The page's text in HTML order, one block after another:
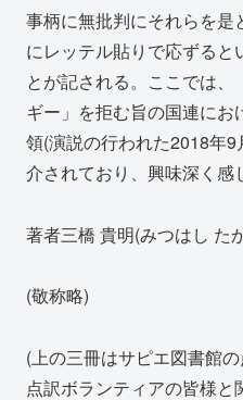
事柄に無批判にそれらを
にレッテル貼りで応ずると
とが記される。ここでは、
ギー」を拒む旨の国連に
領(演説の行われた2018年
介されており、興味深く感
著者三橋 貴明(みつはし た
(敬称略)
(上の三冊はサピエ図書館
点訳ボランティアの皆様